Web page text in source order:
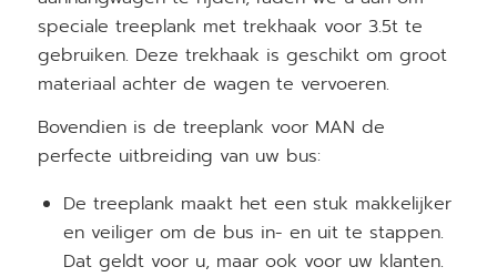
speciale treeplank met trekhaak voor 3.5t te
gebruiken. Deze trekhaak is geschikt om groot
materiaal achter de wagen te vervoeren.
Bovendien is de treeplank voor MAN de
perfecte uitbreiding van uw bus:
De treeplank maakt het een stuk makkelijker
en veiliger om de bus in- en uit te stappen.
Dat geldt voor u, maar ook voor uw klanten.